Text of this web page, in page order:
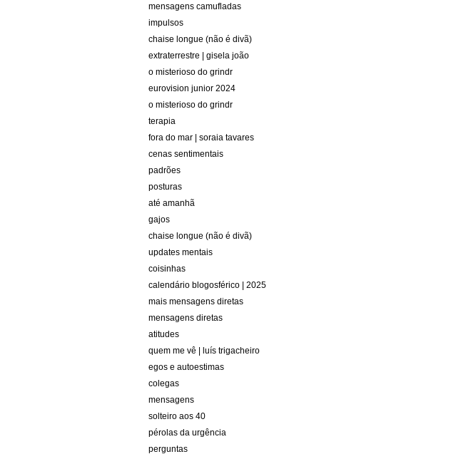
mensagens camufladas
impulsos
chaise longue (não é divã)
extraterrestre | gisela joão
o misterioso do grindr
eurovision junior 2024
o misterioso do grindr
terapia
fora do mar | soraia tavares
cenas sentimentais
padrões
posturas
até amanhã
gajos
chaise longue (não é divã)
updates mentais
coisinhas
calendário blogosférico | 2025
mais mensagens diretas
mensagens diretas
atitudes
quem me vê | luís trigacheiro
egos e autoestimas
colegas
mensagens
solteiro aos 40
pérolas da urgência
perguntas